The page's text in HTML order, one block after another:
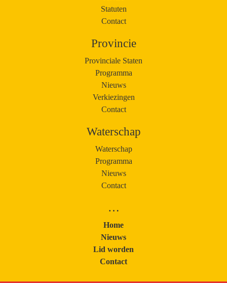
Statuten
Contact
Provincie
Provinciale Staten
Programma
Nieuws
Verkiezingen
Contact
Waterschap
Waterschap
Programma
Nieuws
Contact
…
Home
Nieuws
Lid worden
Contact